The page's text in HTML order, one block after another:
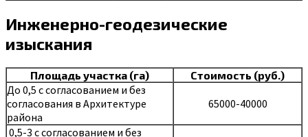
Инженерно-геодезические
изыскания
Площадь участка (га) Стоимость (руб.)
До 0,5 с согласованием и без
согласования в Архитектуре
района
65000-40000
0,5-3 с согласованием и без